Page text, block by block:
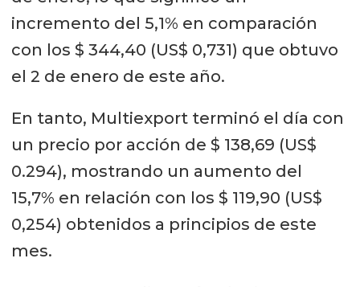
incremento del 5,1% en comparación
con los $ 344,40 (US$ 0,731) que obtuvo
el 2 de enero de este año.
En tanto, Multiexport terminó el día con
un precio por acción de $ 138,69 (US$
0.294), mostrando un aumento del
15,7% en relación con los $ 119,90 (US$
0,254) obtenidos a principios de este
mes.